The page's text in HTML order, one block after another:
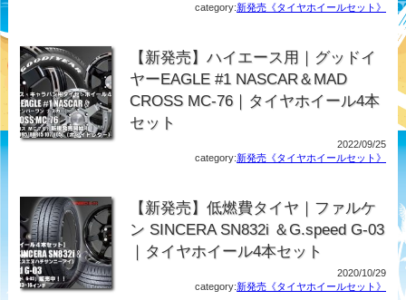
category:新発売《タイヤホイールセット》
【新発売】ハイエース用｜グッドイ
ヤーEAGLE #1 NASCAR＆MAD
CROSS MC-76｜タイヤホイール4本
セット
2022/09/25
category:新発売《タイヤホイールセット》
【新発売】低燃費タイヤ｜ファルケ
ン SINCERA SN832i ＆G.speed G-03
｜タイヤホイール4本セット
2020/10/29
category:新発売《タイヤホイールセット》